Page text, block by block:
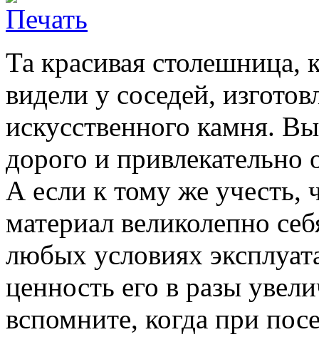
Та красивая столешница,
видели у соседей,
искусственного камня.
дорого и привлекательно
А если к тому же учесть,
материал великолепно
любых условиях
ценность его в разы
вспомните, когда при